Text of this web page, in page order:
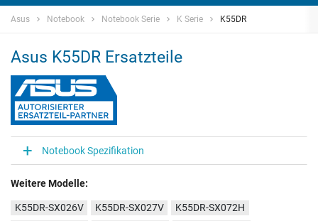
Asus Notebook Notebook Serie K Serie K55DR
Asus K55DR Ersatzteile
Notebook Spezifikation
Weitere Modelle:
K55DR-SX026V K55DR-SX027V
K55DR-SX072H